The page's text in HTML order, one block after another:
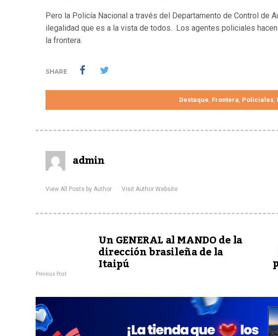
Pero la Policía Nacional a través del Departamento de Control de
ilegalidad que es a la vista de todos. Los agentes policiales
la frontera.
SHARE
Destaque, Frontera, Policiales,
admin
View All Posts by Author Visit Author Website
Un GENERAL al MANDO de la
dirección brasileña de la
Itaipú
Previous Post